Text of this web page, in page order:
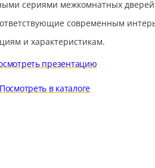
сериями межкомнатных
современным
и характеристикам.
презентацию
Посмотреть в каталоге